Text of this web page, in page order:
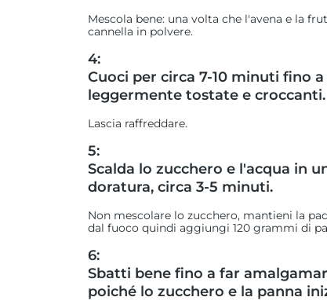
Mescola bene: una volta che l'avena e la
cannella in polvere.
4:
Cuoci per circa 7-10 minuti fino
leggermente tostate e croccanti.
Lascia raffreddare.
5:
Scalda lo zucchero e l'acqua in
doratura, circa 3-5 minuti.
Non mescolare lo zucchero, mantieni la
dal fuoco quindi aggiungi 120 grammi di
6:
Sbatti bene fino a far
poiché lo zucchero e la panna